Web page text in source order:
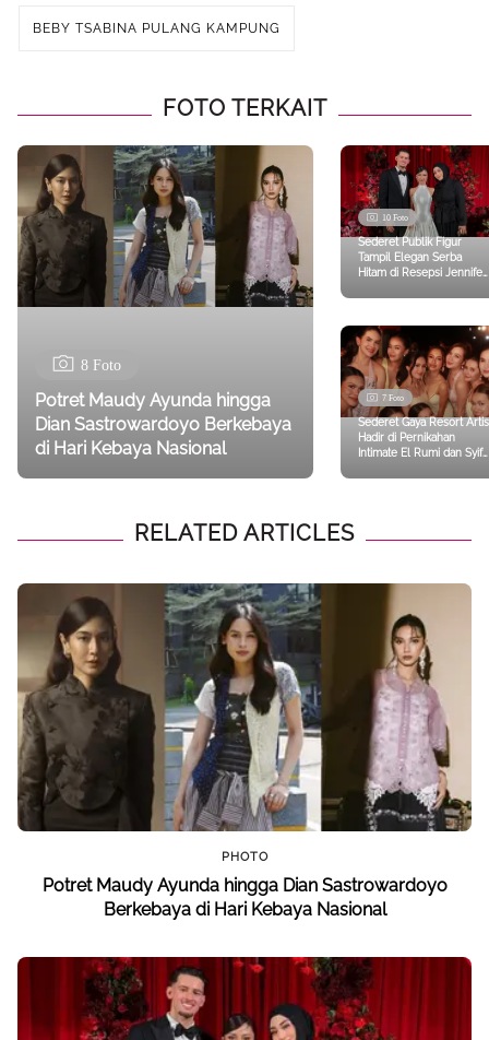
BEBY TSABINA PULANG KAMPUNG
FOTO TERKAIT
8 Foto
Potret Maudy Ayunda hingga
Dian Sastrowardoyo Berkebaya
di Hari Kebaya Nasional
10 Foto
Sederet Publik Figur
Tampil Elegan Serba
Hitam di Resepsi Jennifer
7 Foto
Sederet Gaya Resort Artis
Hadir di Pernikahan
Intimate El Rumi dan Syifa
RELATED ARTICLES
PHOTO
Potret Maudy Ayunda hingga Dian Sastrowardoyo
Berkebaya di Hari Kebaya Nasional